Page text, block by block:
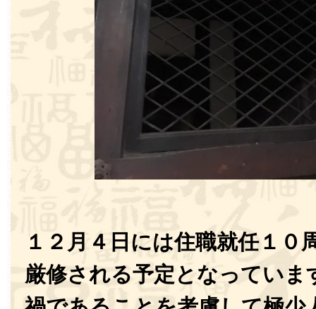
１２月４日には住職就任１０
厳修される予定となっていま